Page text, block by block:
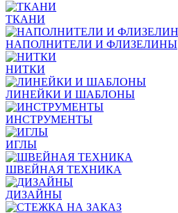
ТКАНИ
НАПОЛНИТЕЛИ И ФЛИЗЕЛИНЫ
НИТКИ
ЛИНЕЙКИ И ШАБЛОНЫ
ИНСТРУМЕНТЫ
ИГЛЫ
ШВЕЙНАЯ ТЕХНИКА
ДИЗАЙНЫ